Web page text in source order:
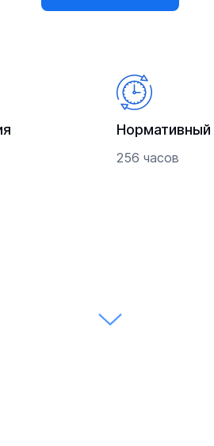
Нормативный
256 часов